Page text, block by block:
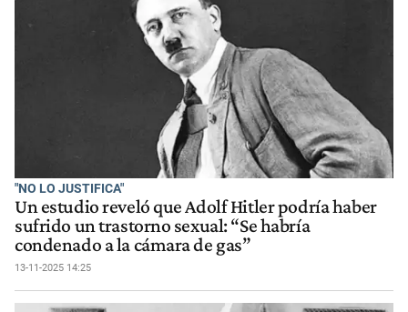
"NO LO JUSTIFICA"
Un estudio reveló que Adolf Hitler podría haber
sufrido un trastorno sexual: “Se habría
condenado a la cámara de gas”
13-11-2025 14:25